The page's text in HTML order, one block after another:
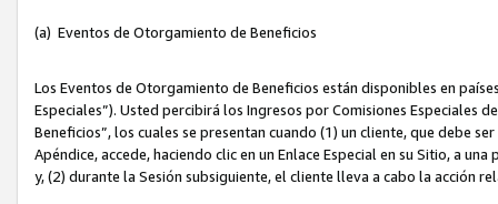
(a) Eventos de Otorgamiento de Beneficios
Los Eventos de Otorgamiento de Beneficios están disponibles en
Especiales”). Usted percibirá los Ingresos por Comisiones Especiales
Beneficios”, los cuales se presentan cuando (1) un cliente, que debe
Apéndice, accede, haciendo clic en un Enlace Especial en su Sitio, a
y, (2) durante la Sesión subsiguiente, el cliente lleva a cabo la acción